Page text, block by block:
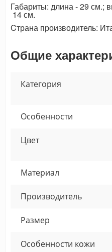
Габариты: длина - 29 см.;
14 см.
Cтрана производитель:
Общие
Категория
Особенности
Цвет
Материал
Производитель
Размер
Особенности кожи